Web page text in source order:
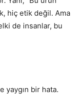
hiç etik değil. Ama
de insanlar, bu
yaygın bir hata.